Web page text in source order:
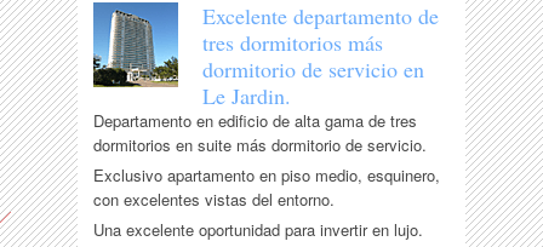
Excelente departamento de
tres dormitorios más
dormitorio de servicio en
Le Jardin.
Departamento en edificio de alta gama de tres
dormitorios en suite más dormitorio de servicio.
Exclusivo apartamento en piso medio, esquinero,
con excelentes vistas del entorno.
Una excelente oportunidad para invertir en lujo.